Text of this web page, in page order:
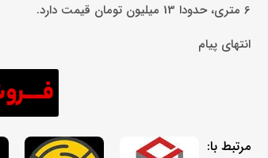
6 متری، حدودا 13 میلیون تومان قیمت دارد.
انتهای پیام‌
مرتبط با: